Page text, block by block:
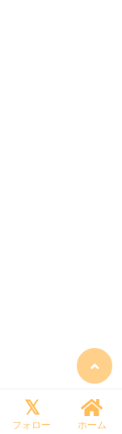
フォロー ホーム